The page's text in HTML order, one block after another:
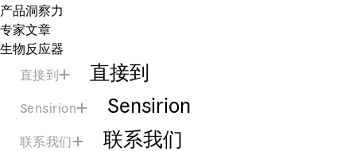
产品洞察力
专家文章
生物反应器
直接到
直接到
Sensirion Sensirion
联系我们 联系我们